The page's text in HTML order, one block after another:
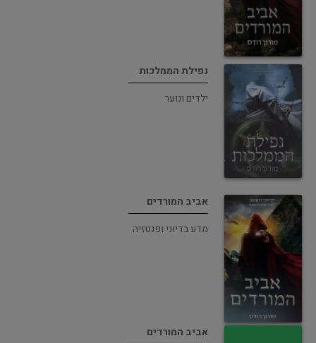
נפילת הממלכות
ילדים ונוער
אביב המורדים
מדע בדיוני ופנטזיה
אביב המורדים